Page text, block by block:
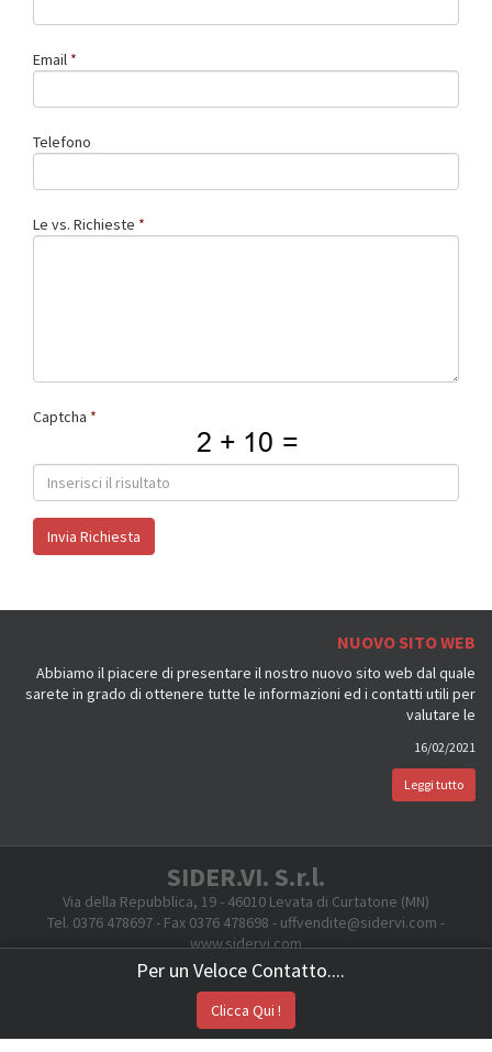
Email
Telefono
Le vs. Richieste
Captcha
NUOVO SITO WEB
Abbiamo il piacere di presentare il nostro nuovo sito web dal quale
sarete in grado di ottenere tutte le informazioni ed i contatti utili per
valutare le
16/02/2021
Leggi tutto
SIDER.VI. S.r.l.
Via della Repubblica, 19 - 46010 Levata di Curtatone (MN)
Tel. 0376 478697 - Fax 0376 478698 - uffvendite@sidervi.com -
www.sidervi.com
Cod.Fiscale e Partita IVA 01383130208
Created bySistemi Applicati Sas
Per un Veloce Contatto....
Clicca Qui !